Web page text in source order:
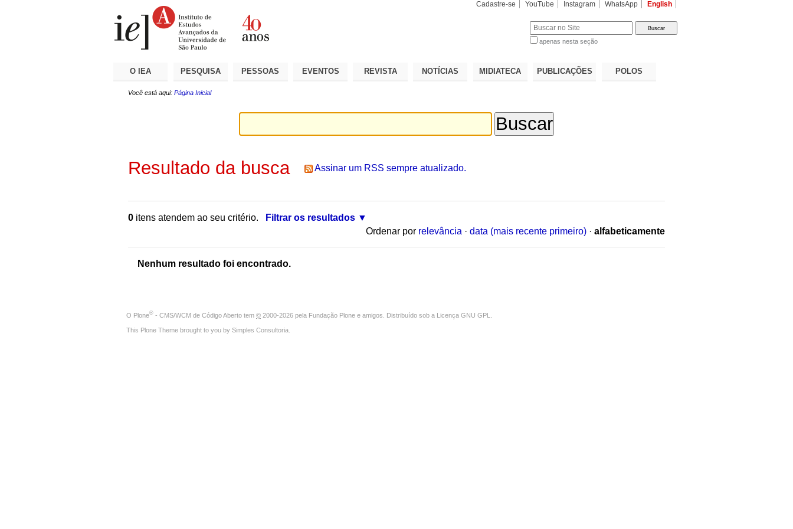
Cadastre-se YouTube Instagram WhatsApp English
apenas nesta seção
O IEA PESQUISA PESSOAS EVENTOS REVISTA NOTÍCIAS MIDIATECA PUBLICAÇÕES POLOS
Você está aqui: Página Inicial
Resultado da busca Assinar um RSS sempre atualizado.
0 itens atendem ao seu critério.
Filtrar os resultados
Ordenar por relevância · data (mais recente primeiro) · alfabeticamente
Nenhum resultado foi encontrado.
O Plone® - CMS/WCM de Código Aberto tem © 2000-2026 pela Fundação Plone e amigos. Distribuído sob a Licença GNU GPL
This Plone Theme brought to you by Simples Consultoria